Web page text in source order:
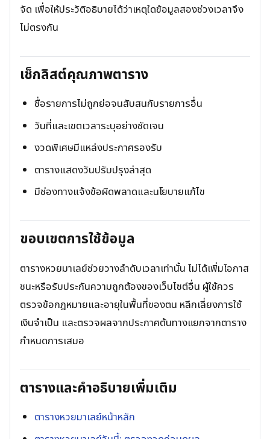
จัด เพื่อให้ประวัติอธิบายได้ว่าเหตุใดข้อมูลสองช่วงเวลาจึง
ไม่ตรงกัน
เช็กลิสต์คุณภาพตาราง
ชื่อรายการไม่ถูกย่อจนสับสนกับรายการอื่น
วันที่และเขตเวลาระบุอย่างชัดเจน
งวดพิเศษมีแหล่งประกาศรองรับ
ตารางแสดงวันปรับปรุงล่าสุด
มีช่องทางแจ้งข้อผิดพลาดและนโยบายแก้ไข
ขอบเขตการใช้ข้อมูล
ตารางหวยมาเลย์ช่วยวางลำดับเวลาเท่านั้น ไม่ได้เพิ่มโอกาส
ชนะหรือรับประกันความถูกต้องของเว็บไซต์อื่น ผู้ใช้ควร
ตรวจข้อกฎหมายและอายุในพื้นที่ของตน หลีกเลี่ยงการใช้
เงินจำเป็น และตรวจผลจากประกาศต้นทางแยกจากตาราง
กำหนดการเสมอ
ตารางและคำอธิบายเพิ่มเติม
ตารางหวยมาเลย์หน้าหลัก